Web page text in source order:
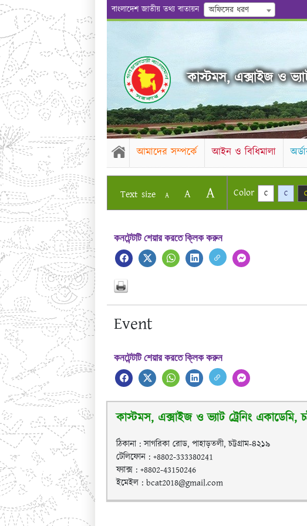
বাংলাদেশ জাতীয় তথ্য বাতায়ন অফিসের ধরণ
কাস্টমস, এক্সাইজ ও ভ্যাট
আমাদের সম্পর্কে আইন ও বিধিমালা
Text size A A A Color C C C
কনটেন্টটি শেয়ার করতে ক্লিক করুন
Event
কনটেন্টটি শেয়ার করতে ক্লিক করুন
কাস্টমস, এক্সাইজ ও ভ্যাট ট্রেনিং একাডেমি,
ঠিকানা : সাগরিকা রোড, পাহাড়তলী, চট্টগ্রাম-৪২১৯
টেলিফোন : +8802-333380241
ফ্যাক্স : +8802-43150246
ইমেইল : bcat2018@gmail.com